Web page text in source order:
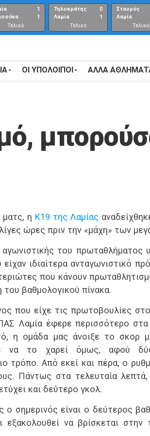
1
1
Τελικό
Αποτέλεσμα
Τηλυκράτης
Λαμία
0
1
Τελικό
αποτέλεσμα
Σταυρός
Λαμία
Τελικό
ΟΙ ΥΠΟΛΟΙΠΟΙ ΑΛΛΑ
ματς, η Κ19 της Λαμίας
ώρες πριν την «μάχη» των
του πρωταθλήματος
ιδιαίτερα ανταγωνιστικό
που κάνουν
του βαθμολογικού πίνακα.
που είχε τις πρωτοβουλίες
Λαμία έφερε περισσότερο
η ομάδα μας άνοιξε το σκορ
να το χαρεί όμως, αφού
τρόπο. Από εκεί και πέρα, ο
Πάντως στα τελευταία
και δεύτερο γκολ.
ο σημερινός είναι ο δεύτερος
εξακολουθεί να βρίσκεται στην